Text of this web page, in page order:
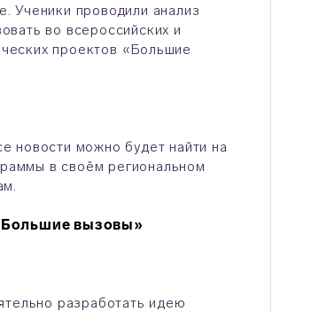
Ученики проводили анализ
во всероссийских и
проектов «Большие
новости можно будет найти на
в своём региональном
вызовы»
разработать идею